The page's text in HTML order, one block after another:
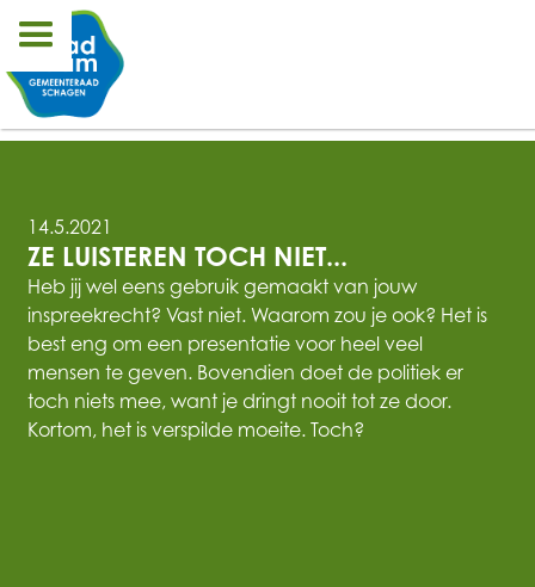
14.5.2021
ZE LUISTEREN TOCH NIET...
Heb jij wel eens gebruik gemaakt van jouw
inspreekrecht? Vast niet. Waarom zou je ook? Het is
best eng om een presentatie voor heel veel
mensen te geven. Bovendien doet de politiek er
toch niets mee, want je dringt nooit tot ze door.
Kortom, het is verspilde moeite. Toch?